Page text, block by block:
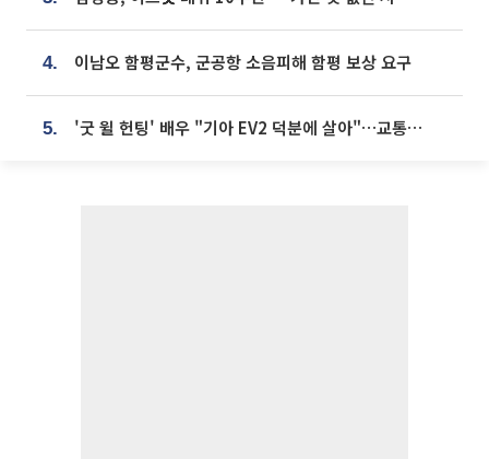
4. 이남오 함평군수, 군공항 소음피해 함평 보상 요구
5. '굿 윌 헌팅' 배우 "기아 EV2 덕분에 살아"…교통사고 후 안전성 극찬